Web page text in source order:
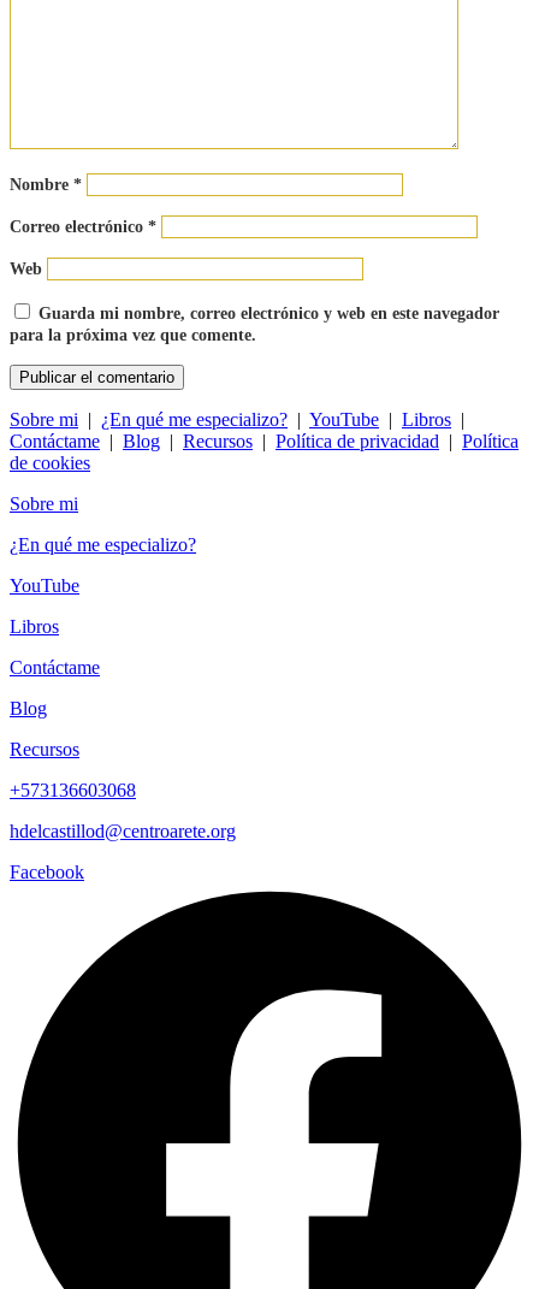
Nombre *
Correo electrónico *
Web
Guarda mi nombre, correo electrónico y web en este navegador
para la próxima vez que comente.
Sobre mi | ¿En qué me especializo? | YouTube | Libros |
Contáctame | Blog | Recursos | Política de privacidad | Política
de cookies
Sobre mi
¿En qué me especializo?
YouTube
Libros
Contáctame
Blog
Recursos
+573136603068
hdelcastillod@centroarete.org
Facebook